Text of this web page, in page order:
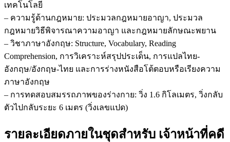
เทคโนโลยี
– ความรู้ด้านกฎหมาย: ประมวลกฎหมายอาญา, ประมวล
กฎหมายวิธีพิจารณาความอาญา และกฎหมายลักษณะพยาน
– วิชาภาษาอังกฤษ: Structure, Vocabulary, Reading
Comprehension, การวิเคราะห์สรุปประเด็น, การแปลไทย-
อังกฤษ/อังกฤษ-ไทย และการร่างหนังสือโต้ตอบหรือเรียงความ
ภาษาอังกฤษ
– การทดสอบสมรรถภาพของร่างกาย: วิ่ง 1.6 กิโลเมตร, วิ่งกลับ
ตัวไปกลับระยะ 6 เมตร (วิ่งเลขแปด)
รายละเอียดภายในชุดสำหรับ เจ้าหน้าที่คดี